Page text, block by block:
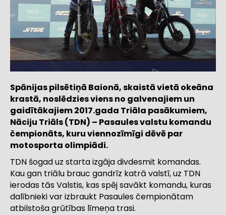
Spānijas pilsētiņā Baionā, skaistā vietā okeāna
krastā, noslēdzies viens no galvenajiem un
gaidītākajiem 2017.gada Triāla pasākumiem,
Nāciju Triāls (TDN) – Pasaules valstu komandu
čempionāts, kuru viennozīmīgi dēvē par
motosporta olimpiādi.
TDN šogad uz starta izgāja divdesmit komandas.
Kau gan triālu brauc gandrīz katrā valstī, uz TDN
ierodas tās Valstis, kas spēj savākt komandu, kuras
dalībnieki var izbraukt Pasaules čempionātam
atbilstoša grūtības līmeņa trasi.